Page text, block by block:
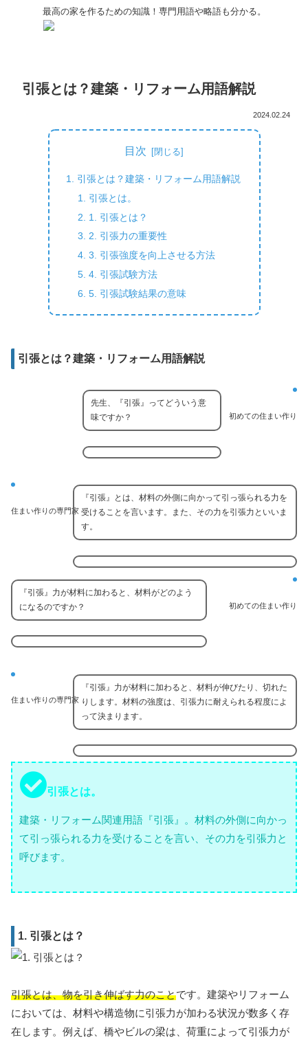
最高の家を作るための知識！専門用語や略語も分かる。
引張とは？建築・リフォーム用語解説
2024.02.24
目次
引張とは？建築・リフォーム用語解説
引張とは。
1. 引張とは？
2. 引張力の重要性
3. 引張強度を向上させる方法
4. 引張試験方法
5. 引張試験結果の意味
引張とは？建築・リフォーム用語解説
初めての住まい作り
先生、『引張』ってどういう意
味ですか？
住まい作りの専門家
『引張』とは、材料の外側に向かって引っ張られる力を
受けることを言います。また、その力を引張力といいま
す。
初めての住まい作り
『引張』力が材料に加わると、材料がどのよう
になるのですか？
住まい作りの専門家
『引張』力が材料に加わると、材料が伸びたり、切れた
りします。材料の強度は、引張力に耐えられる程度によ
って決まります。
引張とは。
建築・リフォーム関連用語『引張』。材料の外側に向かっ
て引っ張られる力を受けることを言い、その力を引張力と
呼びます。
1. 引張とは？
引張とは、物を引き伸ばす力のことです。建築やリフォーム
においては、材料や構造物に引張力が加わる状況が数多く存
在します。例えば、橋やビルの梁は、荷重によって引張力が